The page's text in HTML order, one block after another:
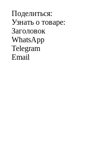
Поделиться:
Узнать о товаре:
Заголовок
WhatsApp
Telegram
Email